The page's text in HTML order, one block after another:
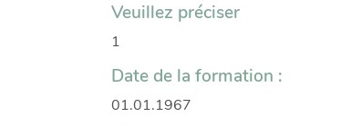
Veuillez préciser
1
Date de la formation :
01.01.1967